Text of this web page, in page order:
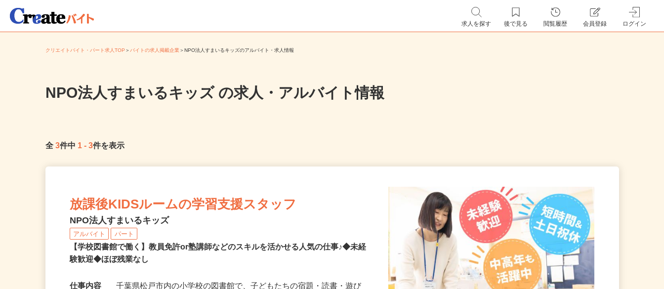
求人を探す 後で見る 閲覧履歴 会員登録 ログイン
クリエイトバイト・パート求人TOP＞バイトの求人掲載企業＞NPO法人すまいるキッズのアルバイト・求人情報
NPO法人すまいるキッズの求人・アルバイト情報
全3件中1 - 3件を表示
放課後KIDSルームの学習支援スタッフ
NPO法人すまいるキッズ
アルバイト パート
【学校図書館で働く】教員免許or塾講師などのスキルを活かせる人気の仕事♪◆未経
験歓迎◆ほぼ残業なし